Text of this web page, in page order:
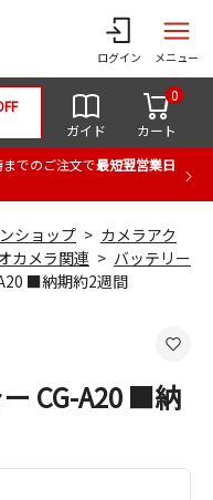
ログイン メニュー
ガイド カート
0
でのご注文で最短翌営業日
ショップ
カメラアク
カメラ関連
バッテリー
■納期約2週間
CG-A20 ■納